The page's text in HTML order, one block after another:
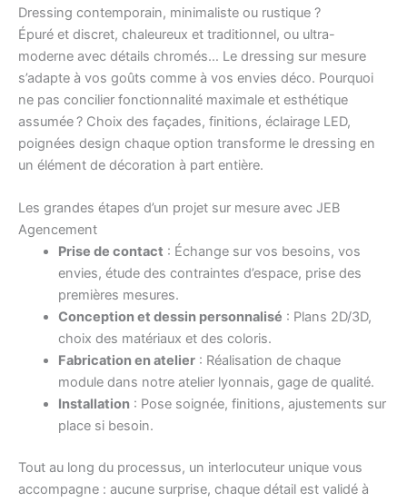
Dressing contemporain, minimaliste ou rustique ?
Épuré et discret, chaleureux et traditionnel, ou ultra-
moderne avec détails chromés… Le dressing sur mesure
s’adapte à vos goûts comme à vos envies déco. Pourquoi
ne pas concilier fonctionnalité maximale et esthétique
assumée ? Choix des façades, finitions, éclairage LED,
poignées design chaque option transforme le dressing en
un élément de décoration à part entière.
Les grandes étapes d’un projet sur mesure avec JEB
Agencement
Prise de contact : Échange sur vos besoins, vos
envies, étude des contraintes d’espace, prise des
premières mesures.
Conception et dessin personnalisé : Plans 2D/3D,
choix des matériaux et des coloris.
Fabrication en atelier: Réalisation de chaque
module dans notre atelier lyonnais, gage de qualité.
Installation: Pose soignée, finitions, ajustements sur
place si besoin.
Tout au long du processus, un interlocuteur unique vous
accompagne : aucune surprise, chaque détail est validé à